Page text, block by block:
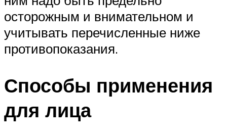
осторожным и внимательном и
учитывать перечисленные ниже
противопоказания.
Способы применения
для лица